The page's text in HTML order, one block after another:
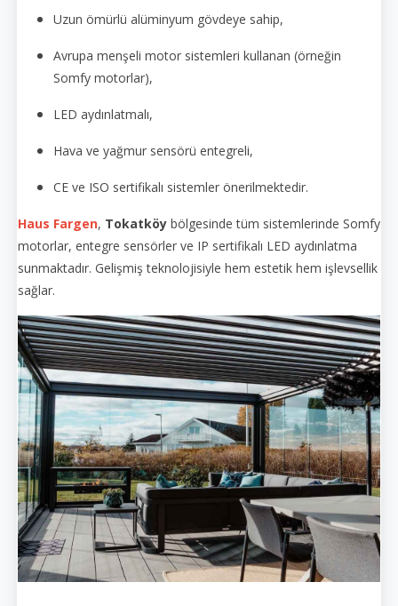
Uzun ömürlü alüminyum gövdeye sahip,
Avrupa menşeli motor sistemleri kullanan (örneğin
Somfy motorlar),
LED aydınlatmalı,
Hava ve yağmur sensörü entegreli,
CE ve ISO sertifikalı sistemler önerilmektedir.
Haus Fargen, Tokatköy bölgesinde tüm sistemlerinde Somfy
motorlar, entegre sensörler ve IP sertifikalı LED aydınlatma
sunmaktadır. Gelişmiş teknolojisiyle hem estetik hem işlevsellik
sağlar.